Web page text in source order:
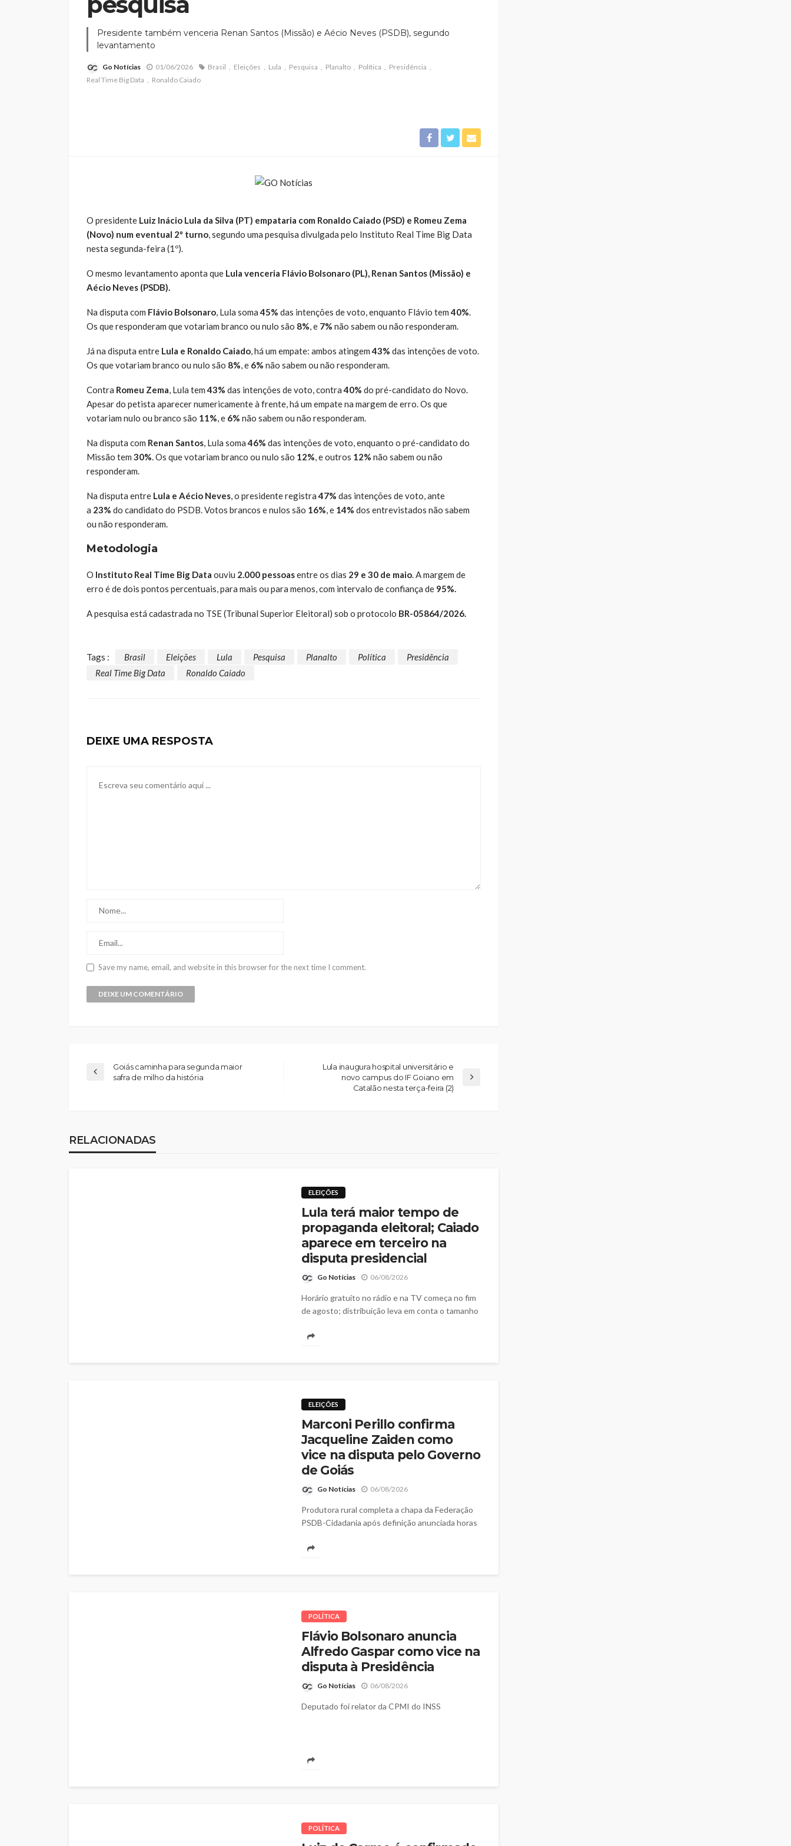
Presidente também venceria Renan Santos (Missão) e Aécio Neves (PSDB), segundo
levantamento
Go Notícias 01/06/2026 Brasil Eleições Lula Pesquisa Planalto Política
Presidência
Real Time Big Data
Ronaldo Caiado
O presidente Luiz Inácio Lula da Silva (PT) empataria com Ronaldo Caiado (PSD) e Romeu Zema
(Novo) num eventual 2º turno, segundo uma pesquisa divulgada pelo Instituto Real Time Big Data
nesta segunda-feira (1º).
O mesmo levantamento aponta que Lula venceria Flávio Bolsonaro (PL), Renan Santos (Missão) e
Aécio Neves (PSDB).
Na disputa com Flávio Bolsonaro, Lula soma45% das intenções de voto, enquanto Flávio tem40%.
Os que responderam que votariam branco ou nulo são 8%, e 7% não sabem ou não responderam.
Já na disputa entre Lula e Ronaldo Caiado, há um empate: ambos atingem43% das intenções de voto.
Os que votariam branco ou nulo são 8%, e 6% não sabem ou não responderam.
Contra Romeu Zema, Lula tem43% das intenções de voto, contra40% do pré-candidato do Novo.
Apesar do petista aparecer numericamente à frente, há um empate na margem de erro. Os que
votariam nulo ou branco são 11%, e 6% não sabem ou não responderam.
Na disputa com Renan Santos, Lula soma46% das intenções de voto, enquanto o pré-candidato do
Missão tem 30%. Os que votariam branco ou nulo são 12%, e outros 12% não sabem ou não
responderam.
Na disputa entre Lula e Aécio Neves, o presidente registra47% das intenções de voto, ante
a 23% do candidato do PSDB. Votos brancos e nulos são 16%, e 14% dos entrevistados não sabem
ou não responderam.
Metodologia
O Instituto Real Time Big Data ouviu 2.000 pessoasentre os dias 29 e 30 de maio. A margem de
erro é de dois pontos percentuais, para mais ou para menos, com intervalo de confiança de 95%.
A pesquisa está cadastrada no TSE (Tribunal Superior Eleitoral) sob o protocolo BR-05864/2026.
Tags : Brasil Eleições Lula Pesquisa Planalto Política
Presidência
Real Time Big Data
Ronaldo Caiado
DEIXE UMA RESPOSTA
Save my name, email, and website in this browser for the next time I comment.
Goiás caminha para segunda maior
safra de milho da história
Lula inaugura hospital universitário e
novo campus do IF Goiano em
Catalão nesta terça-feira (2)
RELACIONADAS
ELEIÇÕES
Lula terá maior tempo de
propaganda eleitoral; Caiado
aparece em terceiro na
disputa presidencial
Go Notícias 06/08/2026
Horário gratuito no rádio e na TV começa no fim
de agosto; distribuição leva em conta o tamanho
Câmara dos Deputados
ELEIÇÕES
Marconi Perillo confirma
Jacqueline Zaiden como
vice na disputa pelo Governo
de Goiás
Go Notícias 06/08/2026
Produtora rural completa a chapa da Federação
PSDB-Cidadania após definição anunciada horas
POLÍTICA
Flávio Bolsonaro anuncia
Alfredo Gaspar como vice na
disputa à Presidência
Go Notícias 06/08/2026
Deputado foi relator da CPMI do INSS
POLÍTICA